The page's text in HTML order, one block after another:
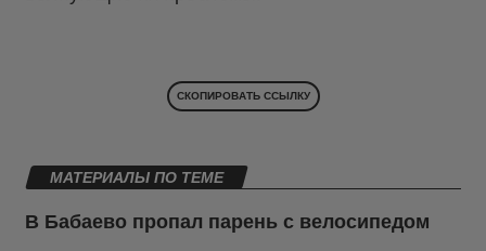
СКОПИРОВАТЬ ССЫЛКУ
МАТЕРИАЛЫ ПО ТЕМЕ
В Бабаево пропал парень с велосипедом